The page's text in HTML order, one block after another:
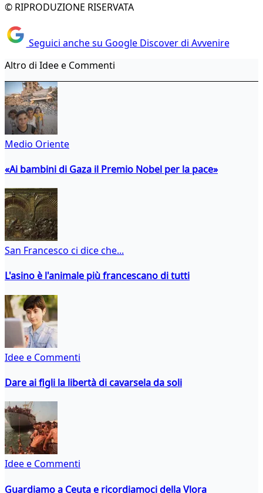
© RIPRODUZIONE RISERVATA
Seguici anche su Google Discover di Avvenire
Altro di Idee e Commenti
Medio Oriente
«Ai bambini di Gaza il Premio Nobel per la pace»
San Francesco ci dice che...
L'asino è l'animale più francescano di tutti
Idee e Commenti
Dare ai figli la libertà di cavarsela da soli
Idee e Commenti
Guardiamo a Ceuta e ricordiamoci della Vlora